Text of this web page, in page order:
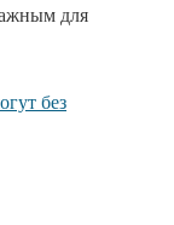
для
без